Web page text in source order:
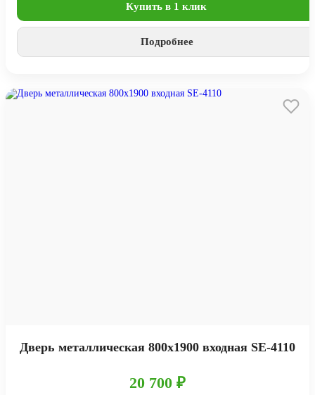
Купить в 1 клик
Подробнее
Дверь металлическая 800х1900 входная SE-4110
20 700 ₽